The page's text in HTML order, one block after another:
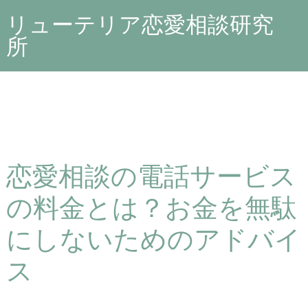
リューテリア恋愛相談研究
所
恋愛相談の電話サービス
の料金とは？お金を無駄
にしないためのアドバイ
ス